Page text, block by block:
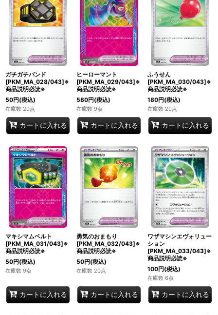
ガチガチバンド
[PKM_MA_028/043]※
商品説明必読※
50円(税込)
在庫数 20点
カートに入れる
ヒーローマント
[PKM_MA_029/043]※
商品説明必読※
580円(税込)
在庫数 9点
カートに入れる
ふうせん
[PKM_MA_030/043]※
商品説明必読※
180円(税込)
在庫数 20点
カートに入れる
マキシマムベルト
[PKM_MA_031/043]※
商品説明必読※
50円(税込)
在庫数 9点
カートに入れる
勇気のおまもり
[PKM_MA_032/043]※
商品説明必読※
50円(税込)
在庫数 20点
カートに入れる
ワザマシンエヴォリュー
ション
[PKM_MA_033/043]※
商品説明必読※
100円(税込)
在庫数 6点
カートに入れる